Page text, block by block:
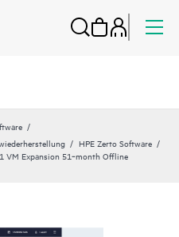
HPE Zerto Software
VM Expansion 51‑month Offline